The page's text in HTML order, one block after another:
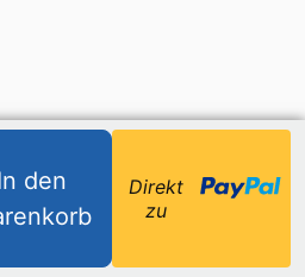
den
Direkt
zu